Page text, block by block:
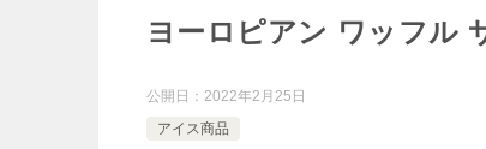
ヨーロピアン ワッフル
公開日： 2022年2月25日
アイス商品